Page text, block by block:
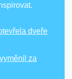
dveře
za